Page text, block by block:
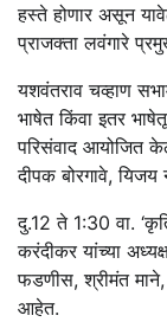
हस्ते होणार असून
प्राजक्ता लवंगारे
यशवंतराव चव्हाण
भाषेत किंवा इतर
परिसंवाद आयोजित
दीपक बोरगावे,
दु.12 ते 1:30 वा.
करंदीकर यांच्या
फडणीस, श्रीमंत माने,
आहेत.